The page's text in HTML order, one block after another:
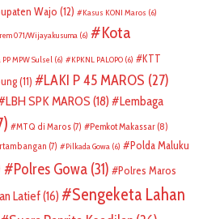
Wajo (12) Kasus KONI Maros (6)
071/Wijayakusuma (6)
Kota
MPW Sulsel (6) KPKNL PALOPO (6)
KTT
(11) LAKI P 45 MAROS (27)
LBH SPK MAROS (18)
Lembaga
MTQ di Maros (7) Pemkot Makassar (8)
(7) Pilkada Gowa (6)
Polda Maluku
Polres Gowa (31)
Polres Maros
Latief(16)
Sengeketa Lahan